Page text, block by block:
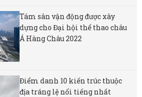
Tám sân vận động được xây
dựng cho Đại hội thể thao châu
Á Hàng Châu 2022
Điểm danh 10 kiến trúc thuộc
địa tráng lệ nổi tiếng nhất